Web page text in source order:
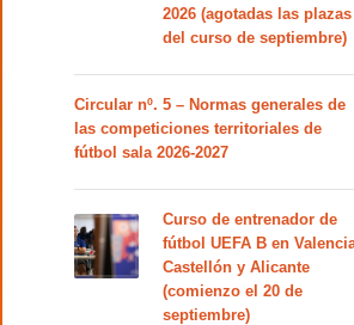
2026 (agotadas las plazas
del curso de septiembre)
Circular nº. 5 – Normas generales de
las competiciones territoriales de
fútbol sala 2026-2027
Curso de entrenador de
fútbol UEFA B en
Castellón y Alicante
(comienzo el 20 de
septiembre)